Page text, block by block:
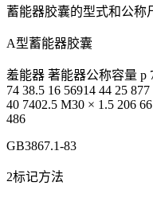
蓄能器胶囊的型式和公称
A型蓄能器胶囊
羞能器 著能器公称容量 p
74 38.5 16 56914 44 25
40 7402.5 M30 × 1.5 206
486
GB3867.1-83
2标记方法